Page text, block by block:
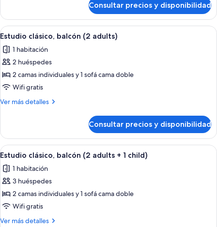
Outdoor
Whirlpool,
2
adults)
Premium,
balcón
(with
Whirlpool,
2
Consultar precios y disponibilidad
Abrir
todas
las
fotos
de
Estudio
clásico,
adults)
Una sala moderna con un sofá gris,
11
Estudio clásico, balcón (2 adults)
1 habitación
2 huéspedes
2 camas individuales y 1 sofá cama doble
Wifi gratis
Ver más detalles
Más
clásico,
balcón
(2
Consultar precios y disponibilidad
Abrir
todas
las
fotos
de
Estudio
clásico,
Una sala moderna con un sofá gris,
11
Estudio clásico, balcón (2 adults + 1 child)
1 habitación
3 huéspedes
2 camas individuales y 1 sofá cama doble
Wifi gratis
Ver más detalles
Más